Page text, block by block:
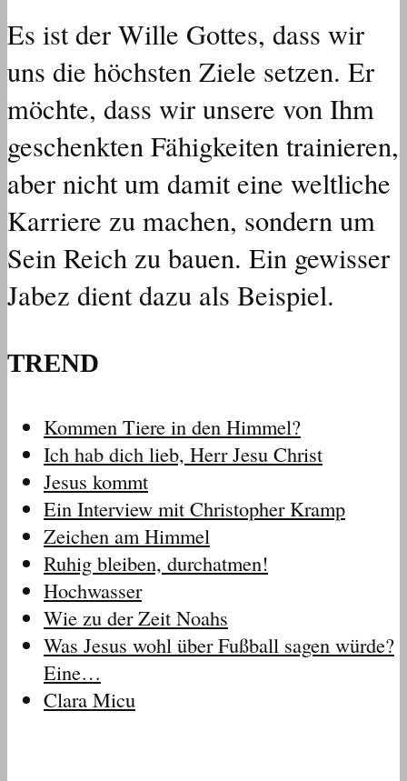
Es ist der Wille Gottes, dass wir
uns die höchsten Ziele setzen. Er
möchte, dass wir unsere von Ihm
geschenkten Fähigkeiten trainieren,
aber nicht um damit eine weltliche
Karriere zu machen, sondern um
Sein Reich zu bauen. Ein gewisser
Jabez dient dazu als Beispiel.
TREND
Kommen Tiere in den Himmel?
Ich hab dich lieb, Herr Jesu Christ
Jesus kommt
Ein Interview mit Christopher Kramp
Zeichen am Himmel
Ruhig bleiben, durchatmen!
Hochwasser
Wie zu der Zeit Noahs
Was Jesus wohl über Fußball sagen würde?
Eine…
Clara Micu